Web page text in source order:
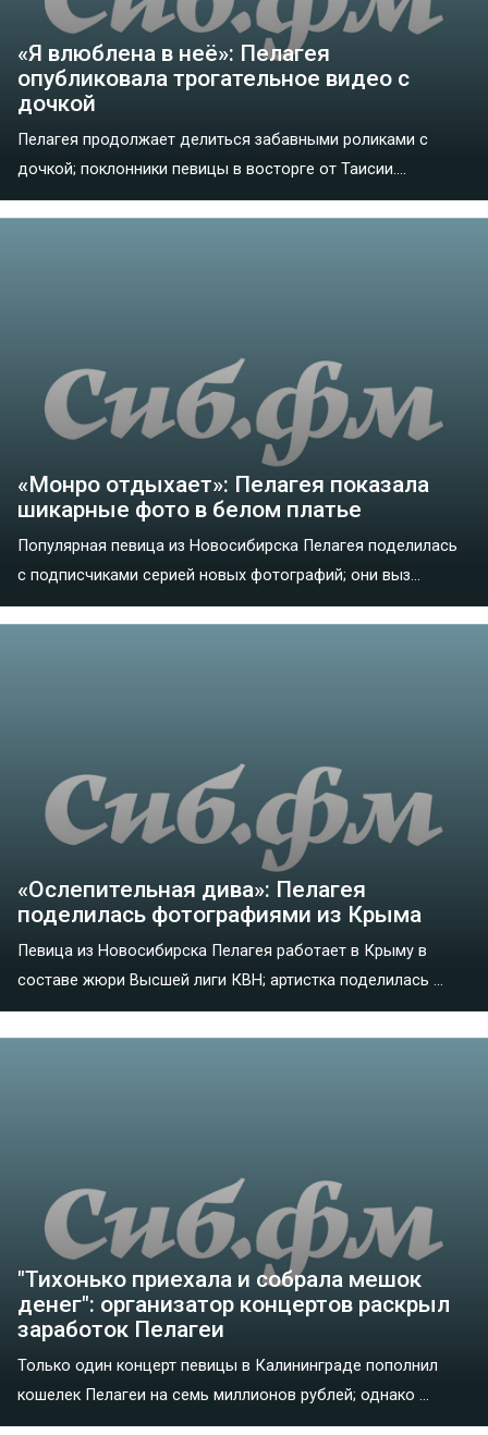
«Я влюблена в неё»: Пелагея
опубликовала трогательное видео с
дочкой
Пелагея продолжает делиться забавными роликами с
дочкой; поклонники певицы в восторге от Таисии....
«Монро отдыхает»: Пелагея показала
шикарные фото в белом платье
Популярная певица из Новосибирска Пелагея поделилась
с подписчиками серией новых фотографий; они выз...
«Ослепительная дива»: Пелагея
поделилась фотографиями из Крыма
Певица из Новосибирска Пелагея работает в Крыму в
составе жюри Высшей лиги КВН; артистка поделилась ...
"Тихонько приехала и собрала мешок
денег": организатор концертов раскрыл
заработок Пелагеи
Только один концерт певицы в Калининграде пополнил
кошелек Пелагеи на семь миллионов рублей; однако ...